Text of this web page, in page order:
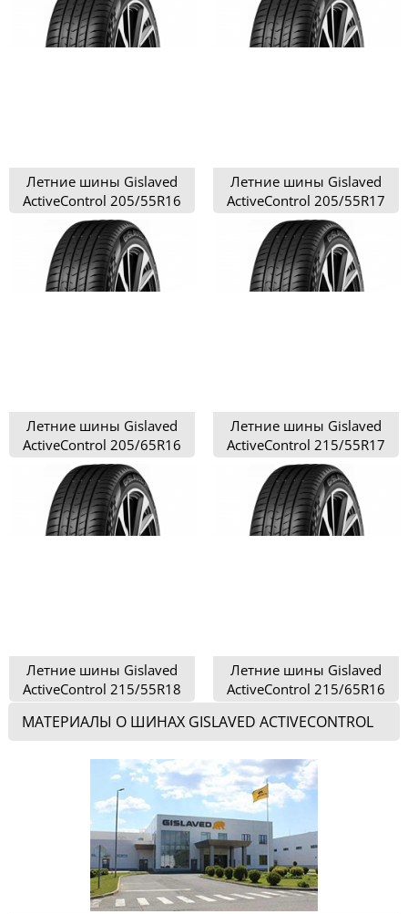
Летние шины Gislaved
ActiveControl 205/55R16
Летние шины Gislaved
ActiveControl 205/55R17
Летние шины Gislaved
ActiveControl 205/65R16
Летние шины Gislaved
ActiveControl 215/55R17
Летние шины Gislaved
ActiveControl 215/55R18
Летние шины Gislaved
ActiveControl 215/65R16
МАТЕРИАЛЫ О ШИНАХ GISLAVED ACTIVECONTROL